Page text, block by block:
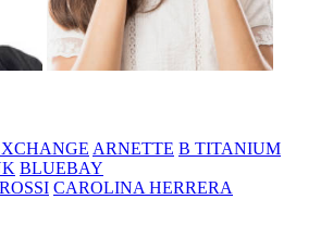
ARNETTE B TITANIUM
BLUEBAY
CAROLINA HERRERA